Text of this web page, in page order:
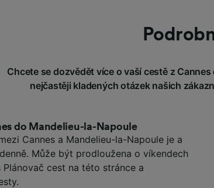
Chcete se dozvědět více o vaší cestě z
nejčastěji kladených otázek našich
do Mandelieu-la-Napoule
Cannes a Mandelieu-la-Napoule je a
Může být prodloužena o víkendech
cest na této stránce a